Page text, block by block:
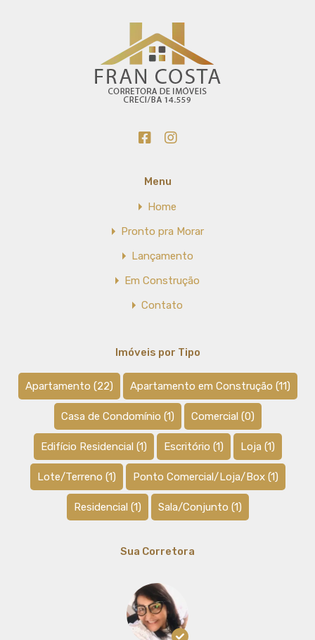
Menu
Home
Pronto pra Morar
Lançamento
Em Construção
Contato
Imóveis por Tipo
Apartamento (22) Apartamento em Construção (11)
Casa de Condomínio (1) Comercial (0)
Edifício Residencial (1) Escritório (1) Loja (1)
Lote/Terreno (1) Ponto Comercial/Loja/Box(1)
Residencial (1) Sala/Conjunto (1)
Sua Corretora